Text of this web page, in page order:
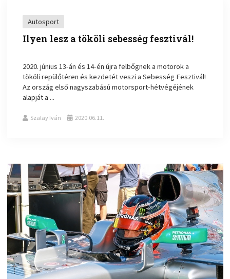
Autosport
Ilyen lesz a tököli sebesség fesztivál!
2020. június 13-án és 14-én újra felbőgnek a motorok a
tököli repülőtéren és kezdetét veszi a Sebesség Fesztivál!
Az ország első nagyszabású motorsport-hétvégéjének
alapját a ...
Szalay Iván 2020.06.11.